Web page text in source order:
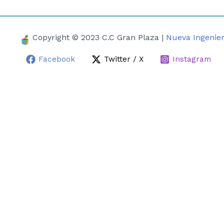
Copyright © 2023 C.C Gran Plaza | Nueva
Facebook Twitter / X Instagram